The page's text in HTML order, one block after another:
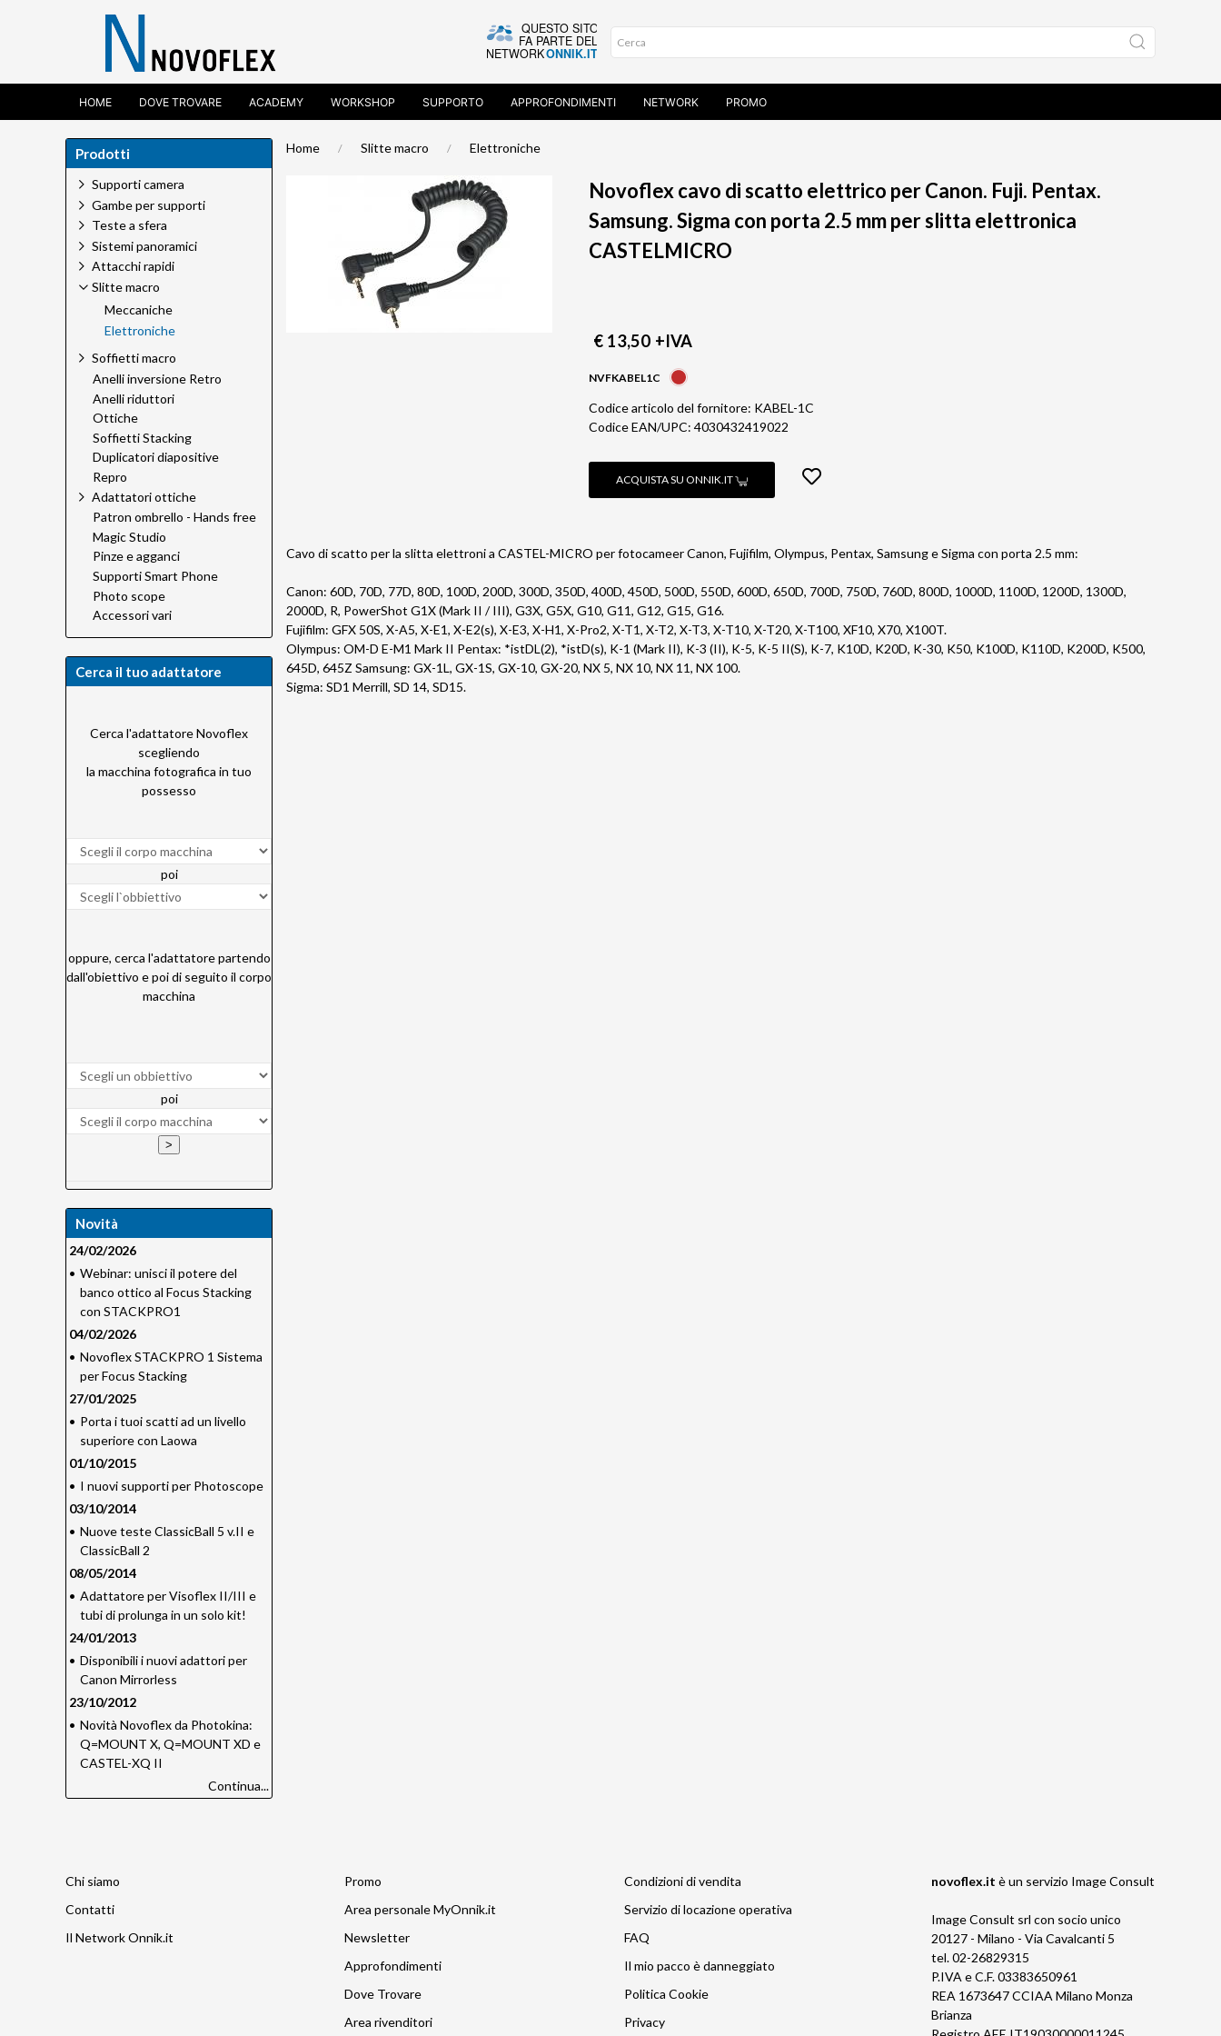
HOME DOVE TROVARE ACADEMY WORKSHOP SUPPORTO APPROFONDIMENTI NETWORK PROMO
Home Slitte macro Elettroniche
Novoflex cavo di scatto elettrico per Canon. Fuji. Pentax.
Samsung. Sigma con porta 2.5 mm per slitta elettronica
CASTELMICRO
€ 13,50 +IVA
NVFKABEL1C
Codice articolo del fornitore: KABEL-1C
Codice EAN/UPC: 4030432419022
ACQUISTA SU ONNIK.IT
Cavo di scatto per la slitta elettroni a CASTEL-MICRO per fotocameer Canon, Fujifilm, Olympus, Pentax, Samsung e Sigma con porta 2.5 mm:
Canon: 60D, 70D, 77D, 80D, 100D, 200D, 300D, 350D, 400D, 450D, 500D, 550D, 600D, 650D, 700D, 750D, 760D, 800D, 1000D, 1100D, 1200D, 1300D,
2000D, R, PowerShot G1X (Mark II / III), G3X, G5X, G10, G11, G12, G15, G16.
Fujifilm: GFX 50S, X-A5, X-E1, X-E2(s), X-E3, X-H1, X-Pro2, X-T1, X-T2, X-T3, X-T10, X-T20, X-T100, XF10, X70, X100T.
Olympus: OM-D E-M1 Mark II Pentax: *istDL(2), *istD(s), K-1 (Mark II), K-3 (II), K-5, K-5 II(S), K-7, K10D, K20D, K-30, K50, K100D, K110D, K200D, K500,
645D, 645Z Samsung: GX-1L, GX-1S, GX-10, GX-20, NX 5, NX 10, NX 11, NX 100.
Sigma: SD1 Merrill, SD 14, SD15.
Prodotti
Supporti camera
Gambe per supporti
Teste a sfera
Sistemi panoramici
Attacchi rapidi
Slitte macro
Meccaniche
Elettroniche
Soffietti macro
Anelli inversione Retro
Anelli riduttori
Ottiche
Soffietti Stacking
Duplicatori diapositive
Repro
Adattatori ottiche
Patron ombrello - Hands free
Magic Studio
Pinze e agganci
Supporti Smart Phone
Photo scope
Accessori vari
Cerca il tuo adattatore
Cerca l'adattatore Novoflex
scegliendo
la macchina fotografica in tuo
possesso
poi
oppure, cerca l'adattatore partendo
dall'obiettivo e poi di seguito il corpo
macchina
poi
Novità
24/02/2026
• Webinar: unisci il potere del
banco ottico al Focus Stacking
con STACKPRO1
04/02/2026
• Novoflex STACKPRO 1 Sistema
per Focus Stacking
27/01/2025
• Porta i tuoi scatti ad un livello
superiore con Laowa
01/10/2015
• I nuovi supporti per Photoscope
03/10/2014
• Nuove teste ClassicBall 5 v.II e
ClassicBall 2
08/05/2014
• Adattatore per Visoflex II/III e
tubi di prolunga in un solo kit!
24/01/2013
• Disponibili i nuovi adattori per
Canon Mirrorless
23/10/2012
• Novità Novoflex da Photokina:
Q=MOUNT X, Q=MOUNT XD e
CASTEL-XQ II
Continua...
Chi siamo
Contatti
Il Network Onnik.it
Promo
Area personale MyOnnik.it
Newsletter
Approfondimenti
Dove Trovare
Area rivenditori
Condizioni di vendita
Servizio di locazione operativa
FAQ
Il mio pacco è danneggiato
Politica Cookie
Privacy
novoflex.it è un servizio Image Consult
Image Consult srl con socio unico
20127 - Milano - Via Cavalcanti 5
tel. 02-26829315
P.IVA e C.F. 03383650961
REA 1673647 CCIAA Milano Monza
Brianza